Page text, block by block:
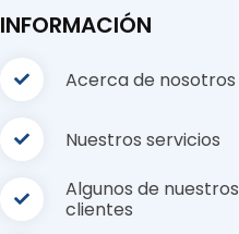
INFORMACIÓN
Acerca de nosotros
Nuestros servicios
Algunos de nuestros
clientes